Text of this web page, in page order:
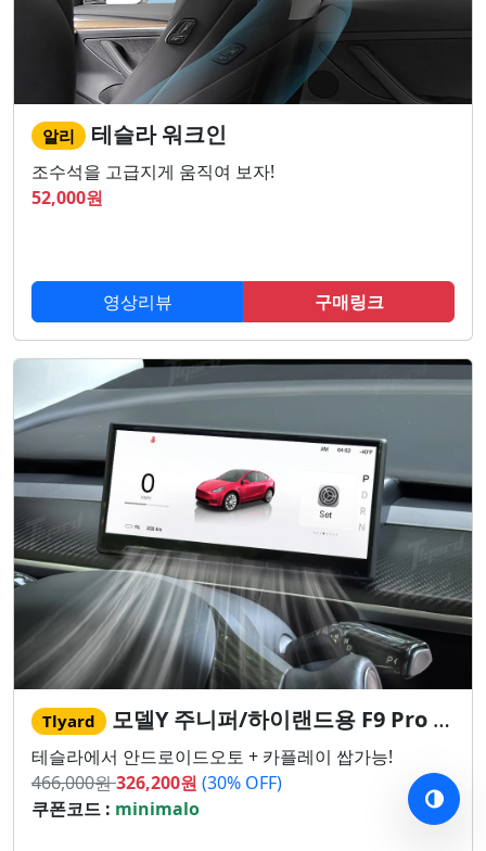
알리 테슬라 워크인
조수석을 고급지게 움직여 보자!
52,000원
영상리뷰 구매링크
Tlyard 모델Y 주니퍼/하이랜드용 F9 Pro 계기판!
테슬라에서 안드로이드오토 + 카플레이 쌉가능!
466,000원326,200원 (30% OFF)
쿠폰코드 : minimalo